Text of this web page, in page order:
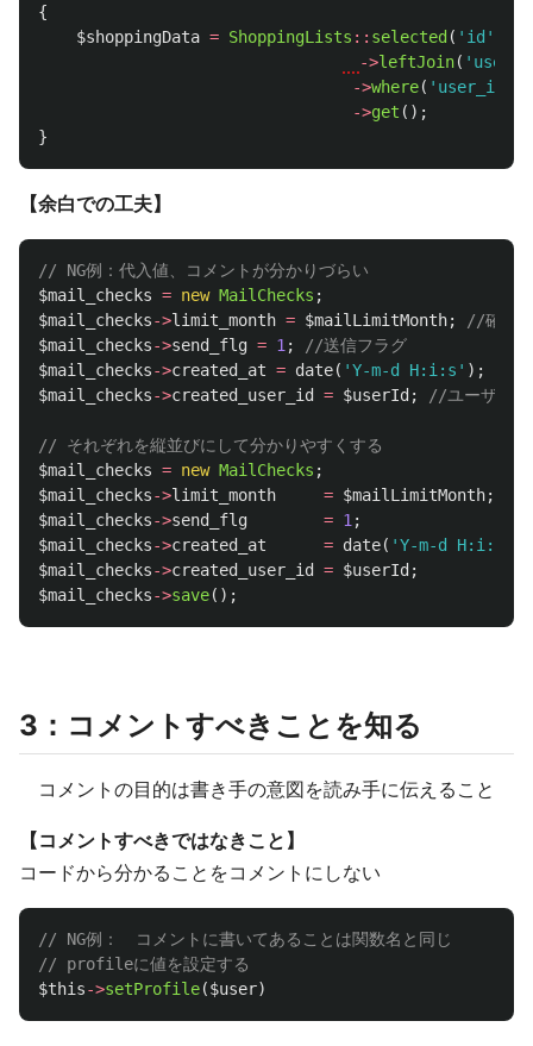
{
$shoppingData = ShoppingLists :: selected( 'id'
->leftJoin( 'users'
->where( 'user_id'
->get ();
}
【余白での工夫】
// NG例：代入値、コメントが分かりづらい
$mail_checks = new MailChecks ;
$mail_checks->limit_month = $mailLimitMonth;
//確認
$mail_checks->send_flg = 1 ;
//送信フラグ
$mail_checks->created_at = date( 'Y-m-d H:i:s' );
$mail_checks->created_user_id = $userId; //ユーザーID
// それぞれを縦並びにして分かりやすくする
$mail_checks = new MailChecks ;
$mail_checks->limit_month = $mailLimitMonth;
$mail_checks->send_flg = 1 ;
$mail_checks->created_at = date( 'Y-m-d H:i:s'
$mail_checks->created_user_id = $userId;
$mail_checks->save();
3：コメントすべきことを知る
コメントの目的は書き手の意図を読み手に伝えること
【コメントすべきではなきこと】
コードから分かることをコメントにしない
// NG例：　コメントに書いてあることは関数名と同じ
// profileに値を設定する
$this->setProfile($user)